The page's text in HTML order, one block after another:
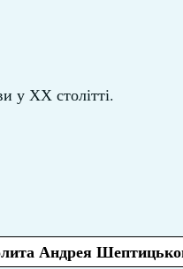
у ХХ столітті.
Андрея